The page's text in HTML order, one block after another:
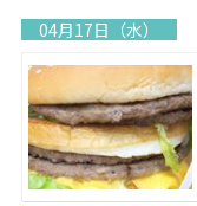
04月17日（水）